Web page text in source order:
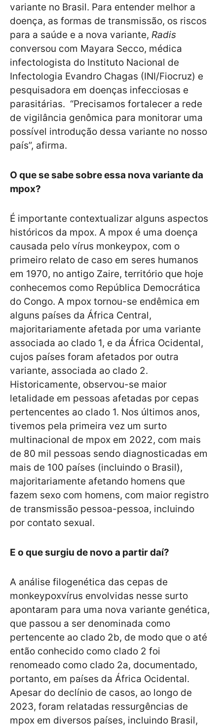
variante no Brasil. Para entender melhor a
doença, as formas de transmissão, os riscos
para a saúde e a nova variante, Radis
conversou com Mayara Secco, médica
infectologista do Instituto Nacional de
Infectologia Evandro Chagas (INI/Fiocruz) e
pesquisadora em doenças infecciosas e
parasitárias. “Precisamos fortalecer a rede
de vigilância genômica para monitorar uma
possível introdução dessa variante no nosso
país”, afirma.
O que se sabe sobre essa nova variante da
mpox?
É importante contextualizar alguns aspectos
históricos da mpox. A mpox é uma doença
causada pelo vírus monkeypox, com o
primeiro relato de caso em seres humanos
em 1970, no antigo Zaire, território que hoje
conhecemos como República Democrática
do Congo. A mpox tornou-se endêmica em
alguns países da África Central,
majoritariamente afetada por uma variante
associada ao clado 1, e da África Ocidental,
cujos países foram afetados por outra
variante, associada ao clado 2.
Historicamente, observou-se maior
letalidade em pessoas afetadas por cepas
pertencentes ao clado 1. Nos últimos anos,
tivemos pela primeira vez um surto
multinacional de mpox em 2022, com mais
de 80 mil pessoas sendo diagnosticadas em
mais de 100 países (incluindo o Brasil),
majoritariamente afetando homens que
fazem sexo com homens, com maior registro
de transmissão pessoa-pessoa, incluindo
por contato sexual.
E o que surgiu de novo a partir daí?
A análise filogenética das cepas de
monkeypoxvírus envolvidas nesse surto
apontaram para uma nova variante genética,
que passou a ser denominada como
pertencente ao clado 2b, de modo que o até
então conhecido como clado 2 foi
renomeado como clado 2a, documentado,
portanto, em países da África Ocidental.
Apesar do declínio de casos, ao longo de
2023, foram relatadas ressurgências de
mpox em diversos países, incluindo Brasil,